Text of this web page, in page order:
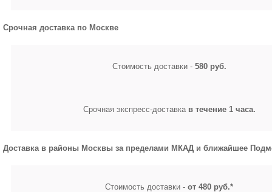
Срочная доставка по Москве
Стоимость доставки - 580 руб.
Срочная экспресс-доставка в течение 1 часа.
Доставка в районы Москвы за пределами МКАД и ближайшее
Стоимость доставки - от 480 руб.*